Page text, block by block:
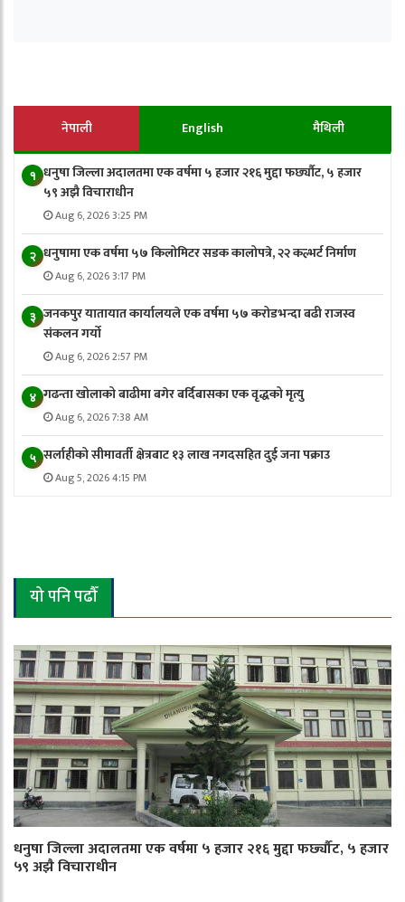
नेपाली English मैथिली
१ धनुषा जिल्ला अदालतमा एक वर्षमा ५ हजार २१६ मुद्दा फर्छ्यौट, ५ हजार
५९ अझै विचाराधीन
Aug 6, 2026 3:25 PM
२ धनुषामा एक वर्षमा ५७ किलोमिटर सडक कालोपत्रे, २२ कल्भर्ट निर्माण
Aug 6, 2026 3:17 PM
३ जनकपुर यातायात कार्यालयले एक वर्षमा ५७ करोडभन्दा बढी राजस्व
संकलन गर्याे
Aug 6, 2026 2:57 PM
४ गढन्ता खोलाको बाढीमा बगेर बर्दिबासका एक वृद्धको मृत्यु
Aug 6, 2026 7:38 AM
५ सर्लाहीको सीमावर्ती क्षेत्रबाट १३ लाख नगदसहित दुई जना पक्राउ
Aug 5, 2026 4:15 PM
यो पनि पढौँ
धनुषा जिल्ला अदालतमा एक वर्षमा ५ हजार २१६ मुद्दा फर्छ्यौट, ५ हजार
५९ अझै विचाराधीन